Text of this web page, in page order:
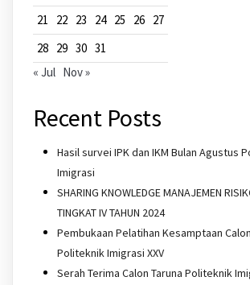
21
22 23 24 25 26 27
28 29 30 31
« Jul Nov »
Recent Posts
Hasil survei IPK dan IKM Bulan Agustus
Imigrasi
SHARING KNOWLEDGE MANAJEMEN
TINGKAT IV TAHUN 2024
Pembukaan Pelatihan Kesamptaan
Politeknik Imigrasi XXV
Serah Terima Calon Taruna Politeknik